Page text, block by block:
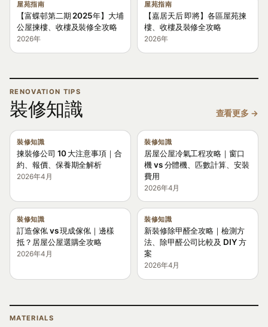
屋苑指南
【富蝶邨第二期 2025年】大埔
公屋揀樓、收樓及裝修全攻略
2026年
屋苑指南
【嘉居天后 即將】各區屋苑揀
樓、收樓及裝修全攻略
2026年
RENOVATION TIPS
裝修知識 查看更多 →
裝修知識
揀裝修公司 10 大注意事項｜合
約、報價、保養期全解析
2026年4月
裝修知識
居屋公屋冷氣工程攻略｜窗口
機 vs 分體機、匹數計算、安裝
費用
2026年4月
裝修知識
訂造傢俬 vs 現成傢俬｜邊樣
抵？居屋公屋選購全攻略
2026年4月
裝修知識
新裝修除甲醛全攻略｜檢測方
法、除甲醛公司比較及 DIY 方
案
2026年4月
MATERIALS